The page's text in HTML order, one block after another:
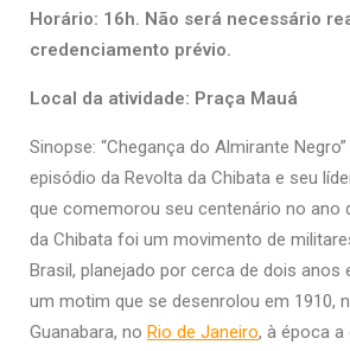
Horário: 16h. Não será necessário
credenciamento prévio.
Local da atividade: Praça Mauá
Sinopse: “Chegança do Almirante
episódio da Revolta da Chibata e seu
que comemorou seu centenário no ano
da Chibata foi um movimento de
Brasil, planejado por cerca de dois anos
um motim que se desenrolou em 1910,
Guanabara, no Rio de Janeiro, à época a